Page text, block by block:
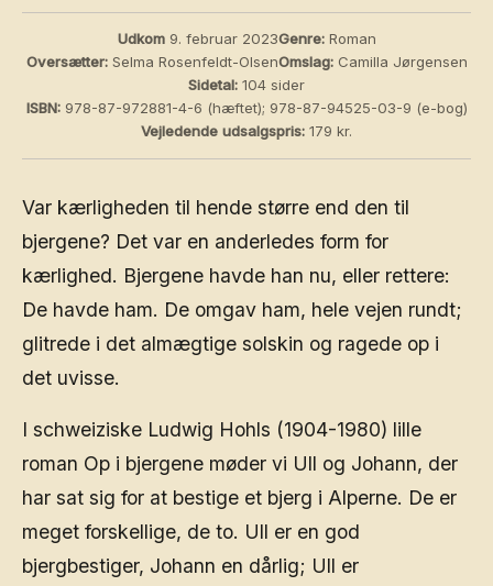
Udkom9. februar 2023Genre:Roman
Oversætter:Selma Rosenfeldt-OlsenOmslag:Camilla Jørgensen
Sidetal: 104 sider
ISBN:978-87-972881-4-6 (hæftet); 978-87-94525-03-9 (e-bog)
Vejledende udsalgspris: 179 kr.
Var kærligheden til hende større end den til
bjergene? Det var en anderledes form for
kærlighed. Bjergene havde han nu, eller rettere:
De havde ham. De omgav ham, hele vejen rundt;
glitrede i det almægtige solskin og ragede op i
det uvisse.
I schweiziske Ludwig Hohls (1904-1980) lille
roman Op i bjergene møder vi Ull og Johann, der
har sat sig for at bestige et bjerg i Alperne. De er
meget forskellige, de to. Ull er en god
bjergbestiger, Johann en dårlig; Ull er